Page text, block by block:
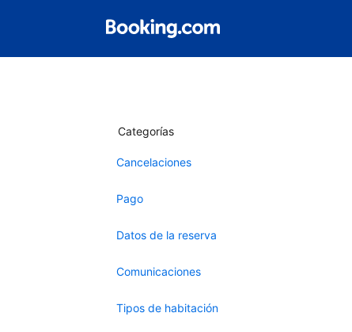
Categorías
Cancelaciones
Pago
Datos de la reserva
Comunicaciones
Tipos de habitación